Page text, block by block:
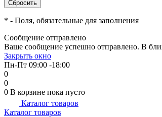
* - Поля, обязательные для заполнения
Сообщение отправлено
Ваше сообщение успешно отправлено. В
Закрыть окно
Пн-Пт 09:00 -18:00
0
0
0 В корзине пока пусто
Каталог товаров
Каталог товаров